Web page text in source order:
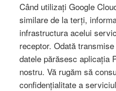
Când utilizați Google
similare de la terți,
infrastructura acelui
receptor. Odată
datele părăsesc aplicația
nostru. Vă rugăm să
confidențialitate a